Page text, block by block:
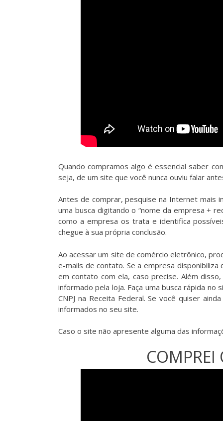
Quando compramos algo é essencial saber
seja, de um site que você nunca ouviu falar
Antes de comprar, pesquise na Internet mais
uma busca digitando o “nome da empresa +
como a empresa os trata e identifica
chegue à sua própria conclusão.
Ao acessar um site de comércio eletrônico,
e-mails de contato. Se a empresa
em contato com ela, caso precise. Além
informado pela loja. Faça uma busca rápida
CNPJ na Receita Federal. Se você quiser
informados no seu site.
Caso o site não apresente alguma das
COMPREI